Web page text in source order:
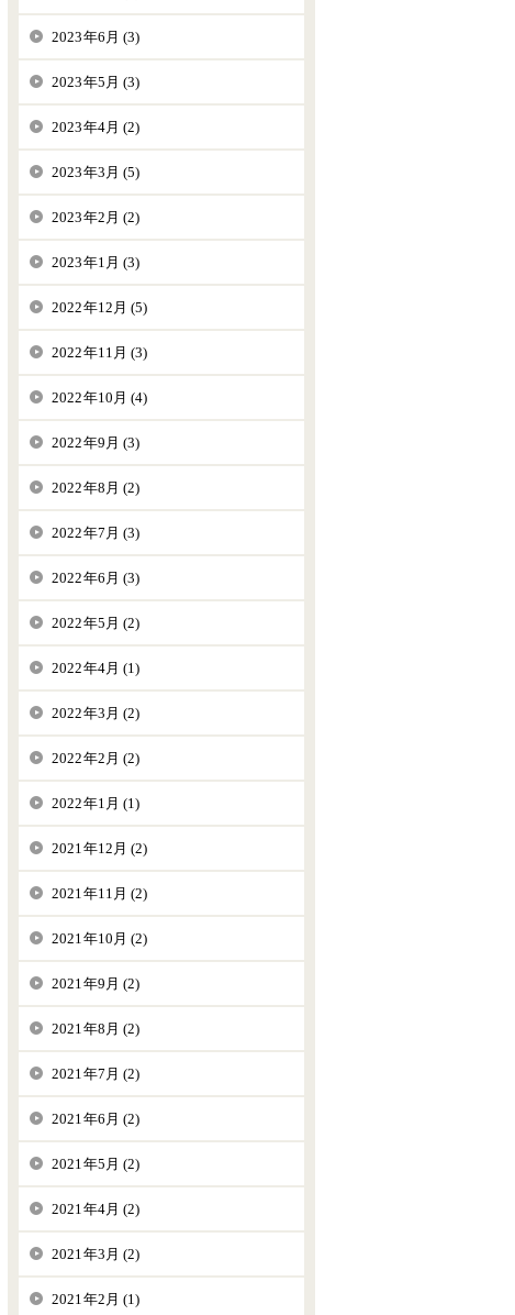
2023年6月 (3)
2023年5月 (3)
2023年4月 (2)
2023年3月 (5)
2023年2月 (2)
2023年1月 (3)
2022年12月 (5)
2022年11月 (3)
2022年10月 (4)
2022年9月 (3)
2022年8月 (2)
2022年7月 (3)
2022年6月 (3)
2022年5月 (2)
2022年4月 (1)
2022年3月 (2)
2022年2月 (2)
2022年1月 (1)
2021年12月 (2)
2021年11月 (2)
2021年10月 (2)
2021年9月 (2)
2021年8月 (2)
2021年7月 (2)
2021年6月 (2)
2021年5月 (2)
2021年4月 (2)
2021年3月 (2)
2021年2月 (1)